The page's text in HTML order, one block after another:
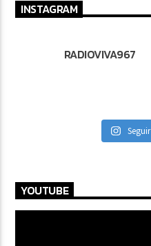
INSTAGRAM
RADIOVIVA967
YOUTUBE